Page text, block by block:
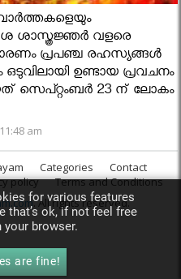
ശാസ്ത്രജ്ഞർ വളരെ
പ്രപഞ്ച രഹസ്യങ്ങൾ
ഉണ്ടായ പ്രവചനം
സെപ്റ്റംബര്‍ 23 ന് ലോകം
am
Categories
Contact
policy
Terms and Conditions
. All rights reserved.
for various features
that’s ok, if not feel free
browser.
are fine!